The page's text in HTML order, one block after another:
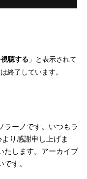
聴する 」と表示されて
終了しています。
ラーノです。いつもラ
り感謝申し上げま
たします。アーカイブ
す。